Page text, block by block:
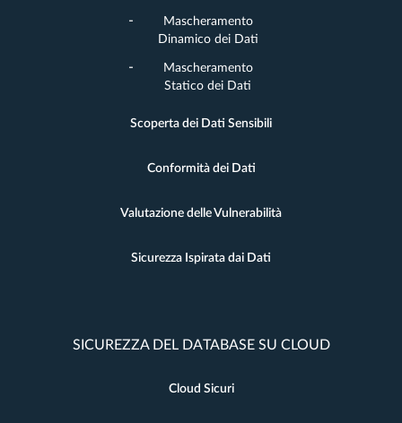
Mascheramento
Dinamico dei Dati
Mascheramento
Statico dei Dati
Scoperta dei Dati Sensibili
Conformità dei Dati
Valutazione delle Vulnerabilità
Sicurezza Ispirata dai Dati
SICUREZZA DEL DATABASE SU CLOUD
Cloud Sicuri